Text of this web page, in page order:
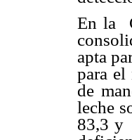
En la
apta
para el
de
leche
83,3 y